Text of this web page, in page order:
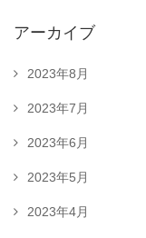
アーカイブ
2023年8月
2023年7月
2023年6月
2023年5月
2023年4月